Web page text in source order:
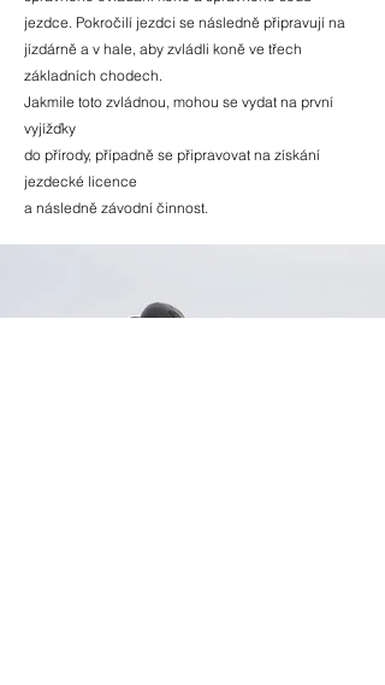
jezdce. Pokročilí jezdci se následně připravují na
jízdárně a v hale, aby zvládli koně ve třech
základních chodech.
Jakmile toto zvládnou, mohou se vydat na první
vyjížďky
do přírody, případně se připravovat na získání
jezdecké licence
a následně závodní činnost.